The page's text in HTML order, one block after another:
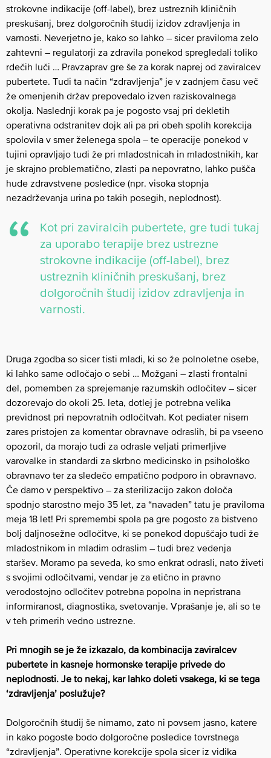
strokovne indikacije (off-label), brez ustreznih kliničnih
preskušanj, brez dolgoročnih študij izidov zdravljenja in
varnosti. Neverjetno je, kako so lahko – sicer praviloma zelo
zahtevni – regulatorji za zdravila ponekod spregledali toliko
rdečih luči … Pravzaprav gre še za korak naprej od zaviralcev
pubertete. Tudi ta način “zdravljenja” je v zadnjem času več
že omenjenih držav prepovedalo izven raziskovalnega
okolja. Naslednji korak pa je pogosto vsaj pri dekletih
operativna odstranitev dojk ali pa pri obeh spolih korekcija
spolovila v smer želenega spola – te operacije ponekod v
tujini opravljajo tudi že pri mladostnicah in mladostnikih, kar
je skrajno problematično, zlasti pa nepovratno, lahko pušča
hude zdravstvene posledice (npr. visoka stopnja
nezadrževanja urina po takih posegih, neplodnost).
Kot pri zaviralcih pubertete, gre tudi tukaj
za uporabo terapije brez ustrezne
strokovne indikacije (off-label), brez
ustreznih kliničnih preskušanj, brez
dolgoročnih študij izidov zdravljenja in
varnosti.
Druga zgodba so sicer tisti mladi, ki so že polnoletne osebe,
ki lahko same odločajo o sebi … Možgani – zlasti frontalni
del, pomemben za sprejemanje razumskih odločitev – sicer
dozorevajo do okoli 25. leta, dotlej je potrebna velika
previdnost pri nepovratnih odločitvah. Kot pediater nisem
zares pristojen za komentar obravnave odraslih, bi pa vseeno
opozoril, da morajo tudi za odrasle veljati primerljive
varovalke in standardi za skrbno medicinsko in psihološko
obravnavo ter za sledečo empatično podporo in obravnavo.
Če damo v perspektivo – za sterilizacijo zakon določa
spodnjo starostno mejo 35 let, za “navaden” tatu je praviloma
meja 18 let! Pri spremembi spola pa gre pogosto za bistveno
bolj daljnosežne odločitve, ki se ponekod dopuščajo tudi že
mladostnikom in mladim odraslim – tudi brez vedenja
staršev. Moramo pa seveda, ko smo enkrat odrasli, nato živeti
s svojimi odločitvami, vendar je za etično in pravno
verodostojno odločitev potrebna popolna in nepristrana
informiranost, diagnostika, svetovanje. Vprašanje je, ali so te
v teh primerih vedno ustrezne.
Pri mnogih se je že izkazalo, da kombinacija zaviralcev
pubertete in kasneje hormonske terapije privede do
neplodnosti. Je to nekaj, kar lahko doleti vsakega, ki se tega
‘zdravljenja’ poslužuje?
Dolgoročnih študij še nimamo, zato ni povsem jasno, katere
in kako pogoste bodo dolgoročne posledice tovrstnega
“zdravljenja”. Operativne korekcije spola sicer iz vidika